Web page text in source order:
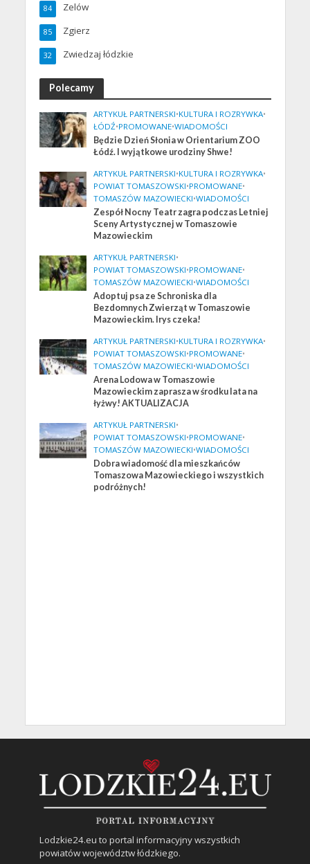
Zelów
84
Zgierz
85
Zwiedzaj łódzkie
32
Polecamy
ARTYKUŁ PARTNERSKI•KULTURA I ROZRYWKA•
ŁÓDŹ•PROMOWANE•WIADOMOŚCI
Będzie Dzień Słonia w Orientarium ZOO
Łódź. I wyjątkowe urodziny Shwe!
ARTYKUŁ PARTNERSKI•KULTURA I ROZRYWKA•
POWIAT TOMASZOWSKI•PROMOWANE•
TOMASZÓW MAZOWIECKI•WIADOMOŚCI
Zespół Nocny Teatr zagra podczas Letniej
Sceny Artystycznej w Tomaszowie
Mazowieckim
ARTYKUŁ PARTNERSKI•
POWIAT TOMASZOWSKI•PROMOWANE•
TOMASZÓW MAZOWIECKI•WIADOMOŚCI
Adoptuj psa ze Schroniska dla
Bezdomnych Zwierząt w Tomaszowie
Mazowieckim. Irys czeka!
ARTYKUŁ PARTNERSKI•KULTURA I ROZRYWKA•
POWIAT TOMASZOWSKI•PROMOWANE•
TOMASZÓW MAZOWIECKI•WIADOMOŚCI
Arena Lodowa w Tomaszowie
Mazowieckim zaprasza w środku lata na
łyżwy! AKTUALIZACJA
ARTYKUŁ PARTNERSKI•
POWIAT TOMASZOWSKI•PROMOWANE•
TOMASZÓW MAZOWIECKI•WIADOMOŚCI
Dobra wiadomość dla mieszkańców
Tomaszowa Mazowieckiego i wszystkich
podróżnych!
Lodzkie24.eu to portal informacyjny wszystkich
powiatów województw łódzkiego.